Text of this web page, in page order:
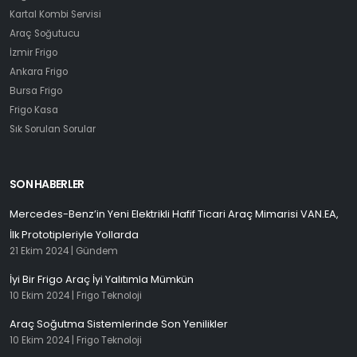
Kartal Kombi Servisi
Araç Soğutucu
İzmir Frigo
Ankara Frigo
Bursa Frigo
Frigo Kasa
Sık Sorulan Sorular
SON HABERLER
Mercedes-Benz’in Yeni Elektrikli Hafif Ticari Araç Mimarisi VAN.EA,
İlk Prototipleriyle Yollarda
21 Ekim 2024 | Gündem
İyi Bir Frigo Araç İyi Yalıtımla Mümkün
10 Ekim 2024 | Frigo Teknoloji
Araç Soğutma Sistemlerinde Son Yenilikler
10 Ekim 2024 | Frigo Teknoloji